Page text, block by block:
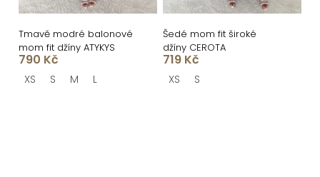
Tmavě modré balonové
mom fit džíny ATYKYS
790 Kč
XS S M L
Šedé mom fit široké
džíny CEROTA
719 Kč
XS S